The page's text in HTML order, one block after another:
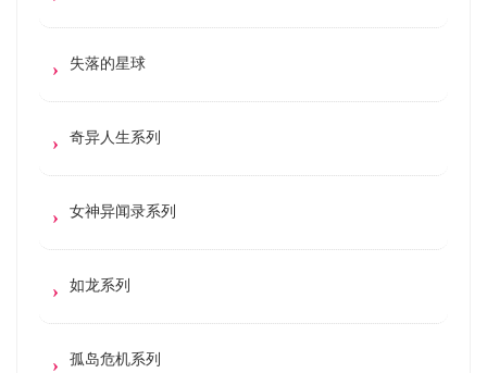
失落的星球
奇异人生系列
女神异闻录系列
如龙系列
孤岛危机系列